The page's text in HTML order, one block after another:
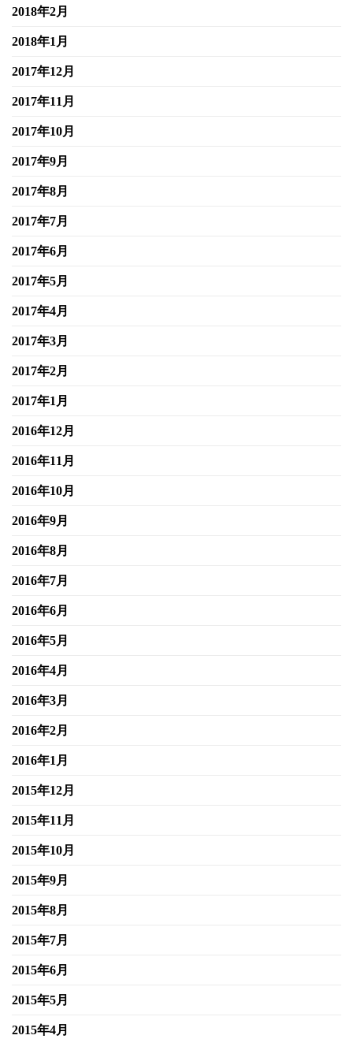
2018年2月
2018年1月
2017年12月
2017年11月
2017年10月
2017年9月
2017年8月
2017年7月
2017年6月
2017年5月
2017年4月
2017年3月
2017年2月
2017年1月
2016年12月
2016年11月
2016年10月
2016年9月
2016年8月
2016年7月
2016年6月
2016年5月
2016年4月
2016年3月
2016年2月
2016年1月
2015年12月
2015年11月
2015年10月
2015年9月
2015年8月
2015年7月
2015年6月
2015年5月
2015年4月